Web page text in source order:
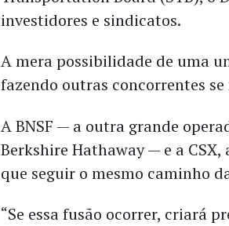
investidores e sindicatos.
A mera possibilidade de uma
fazendo outras concorrentes se
A BNSF — a outra grande
Berkshire Hathaway — e a
que seguir o mesmo caminho
“Se essa fusão ocorrer, criará